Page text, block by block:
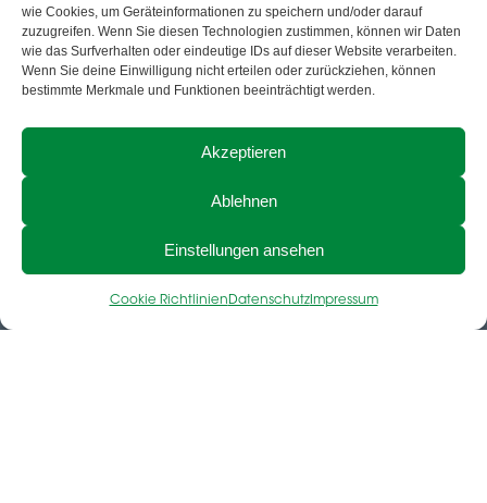
wie Cookies, um Geräteinformationen zu speichern und/oder darauf
zuzugreifen. Wenn Sie diesen Technologien zustimmen, können wir Daten
wie das Surfverhalten oder eindeutige IDs auf dieser Website verarbeiten.
Wenn Sie deine Einwilligung nicht erteilen oder zurückziehen, können
bestimmte Merkmale und Funktionen beeinträchtigt werden.
Akzeptieren
Ablehnen
Einstellungen ansehen
Cookie RichtlinienDatenschutzImpressum
i
n
k
d
i
n
g
n
s
t
g
m
i
k
t
k
o
u
t
b
Impressum AGB AGB Shop Datenschutz
Cookie-Richtlinie
Navigation